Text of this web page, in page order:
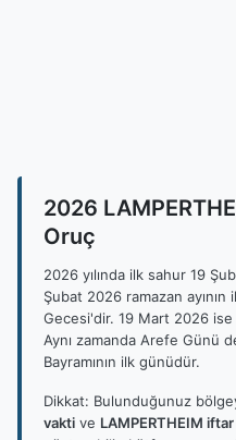
2026
Oruç
2026 yılında ilk sahur 19
Şubat 2026 ramazan
Gecesi'dir. 19 Mart 2026 ise
Aynı zamanda Arefe Günü
Bayramının ilk günüdür.
Dikkat: Bulunduğunuz
vakti ve LAMPERTHEIM